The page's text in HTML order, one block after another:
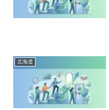
北海道